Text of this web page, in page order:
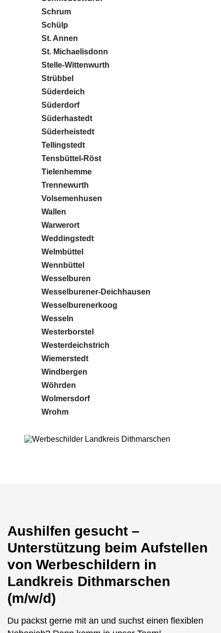
Schrum
Schülp
St. Annen
St. Michaelisdonn
Stelle-Wittenwurth
Strübbel
Süderdeich
Süderdorf
Süderhastedt
Süderheistedt
Tellingstedt
Tensbüttel-Röst
Tielenhemme
Trennewurth
Volsemenhusen
Wallen
Warwerort
Weddingstedt
Welmbüttel
Wennbüttel
Wesselburen
Wesselburener-Deichhausen
Wesselburenerkoog
Wesseln
Westerborstel
Westerdeichstrich
Wiemerstedt
Windbergen
Wöhrden
Wolmersdorf
Wrohm
Aushilfen gesucht –
Unterstützung beim Aufstellen
von Werbeschildern in
Landkreis Dithmarschen
(m/w/d)
Du packst gerne mit an und suchst einen flexiblen